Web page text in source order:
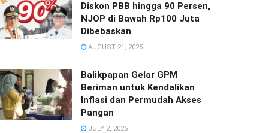
Diskon PBB hingga 90 Persen,
NJOP di Bawah Rp100 Juta
Dibebaskan
AUGUST 21, 2025
Balikpapan Gelar GPM
Beriman untuk Kendalikan
Inflasi dan Permudah Akses
Pangan
JULY 2, 2025